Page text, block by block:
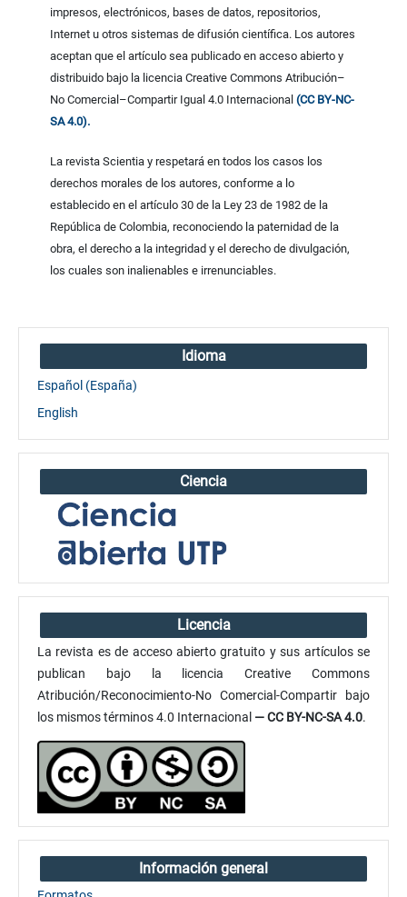
impresos, electrónicos, bases de datos, repositorios,
Internet u otros sistemas de difusión científica. Los autores
aceptan que el artículo sea publicado en acceso abierto y
distribuido bajo la licencia Creative Commons Atribución–
No Comercial–Compartir Igual 4.0 Internacional(CC BY-NC-
SA 4.0).
La revista Scientia y respetará en todos los casos los
derechos morales de los autores, conforme a lo
establecido en el artículo 30 de la Ley 23 de 1982 de la
República de Colombia, reconociendo la paternidad de la
obra, el derecho a la integridad y el derecho de divulgación,
los cuales son inalienables e irrenunciables.
Idioma
Español (España)
English
Ciencia
Licencia
La revista es de acceso abierto gratuito y sus artículos se
publican bajo la licencia Creative Commons
Atribución/Reconocimiento-No Comercial-Compartir bajo
los mismos términos 4.0 Internacional — CC BY-NC-SA 4.0.
Información general